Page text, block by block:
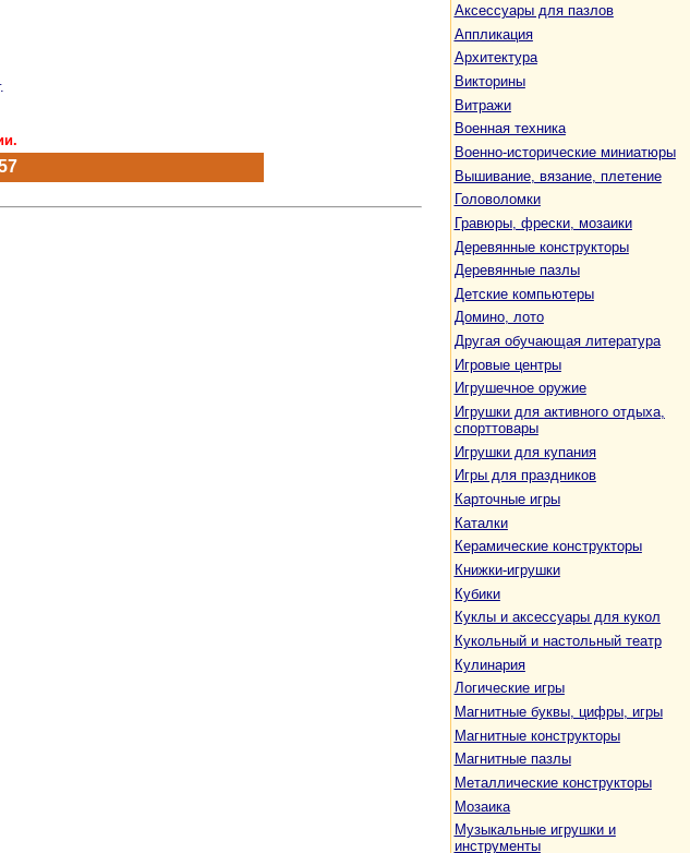
Аксессуары для пазлов
Аппликация
Архитектура
Викторины
Витражи
Военная техника
Военно-исторические миниатюры
Вышивание, вязание, плетение
Головоломки
Гравюры, фрески, мозаики
Деревянные конструкторы
Деревянные пазлы
Детские компьютеры
Домино, лото
Другая обучающая литература
Игровые центры
Игрушечное оружие
Игрушки для активного отдыха,
спорттовары
Игрушки для купания
Игры для праздников
Карточные игры
Каталки
Керамические конструкторы
Книжки-игрушки
Кубики
Куклы и аксессуары для кукол
Кукольный и настольный театр
Кулинария
Логические игры
Магнитные буквы, цифры, игры
Магнитные конструкторы
Магнитные пазлы
Металлические конструкторы
Мозаика
Музыкальные игрушки и
инструменты